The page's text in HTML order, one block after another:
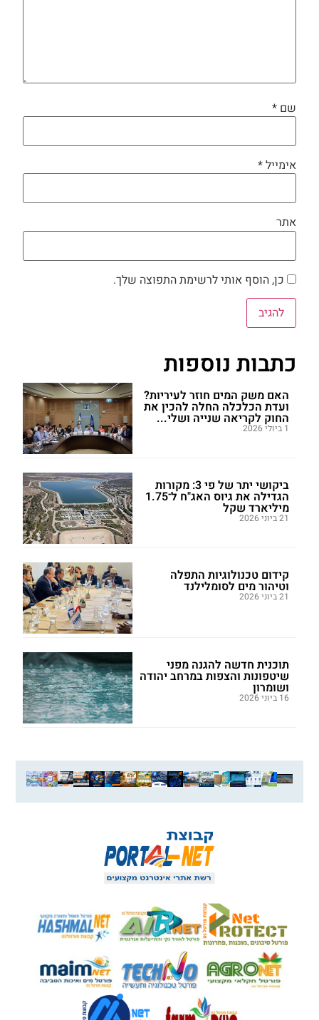
שם *
אימייל*
אתר
כן, הוסף אותי לרשימת התפוצה שלך.
כתבות נוספות
האם משק המים חוזר לעיריות?
ועדת הכלכלה החלה להכין את
החוק לקריאה שנייה ושלי...
1 ביולי 2026
ביקושי יתר של פי 3: מקורות
הגדילה את גיוס האג"ח ל־1.75
מיליארד שקל
21 ביוני 2026
קידום טכנולוגיות התפלה
וטיהור מים לסומלילנד
21 ביוני 2026
תוכנית חדשה להגנה מפני
שיטפונות והצפות במרחב יהודה
ושומרון
16 ביוני 2026